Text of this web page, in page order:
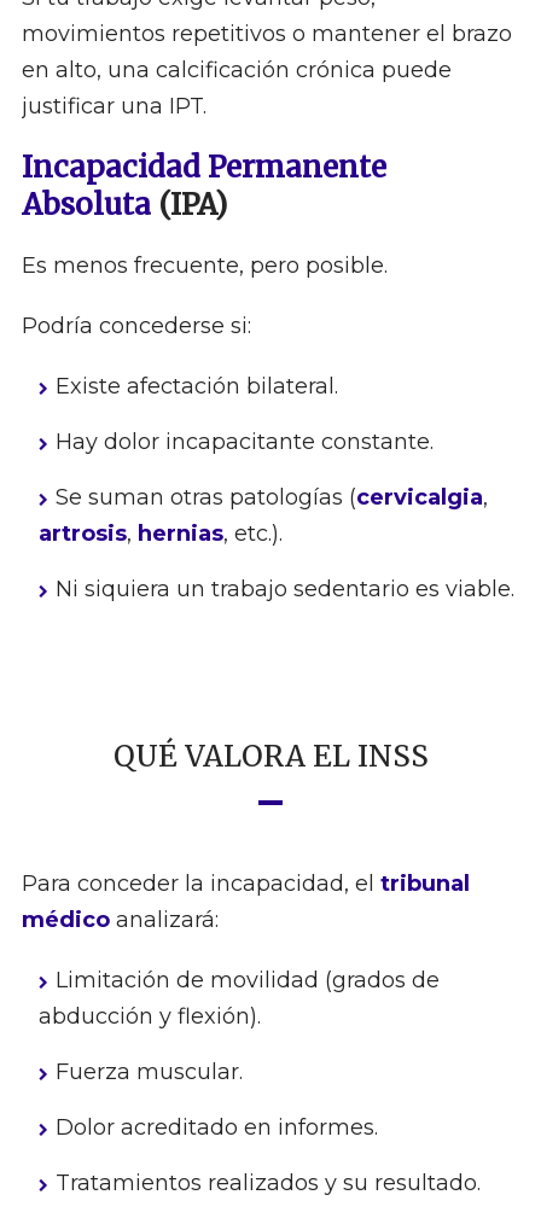
movimientos repetitivos o mantener el brazo
en alto, una calcificación crónica puede
justificar una IPT.
Incapacidad Permanente
Absoluta(IPA)
Es menos frecuente, pero posible.
Podría concederse si:
Existe afectación bilateral.
Hay dolor incapacitante constante.
Se suman otras patologías (cervicalgia,
artrosis, hernias, etc.).
Ni siquiera un trabajo sedentario es viable.
QUÉ VALORA EL INSS
Para conceder la incapacidad, el tribunal
médicoanalizará:
Limitación de movilidad (grados de
abducción y flexión).
Fuerza muscular.
Dolor acreditado en informes.
Tratamientos realizados y su resultado.